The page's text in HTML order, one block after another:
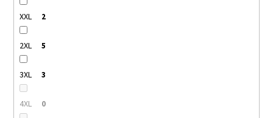
XXL 2
2XL 5
3XL 3
4XL 0